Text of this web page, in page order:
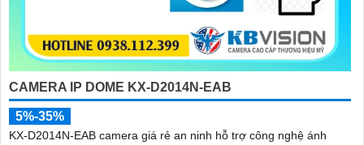
CAMERA IP DOME KX-D2014N-EAB
5%-35%
KX-D2014N-EAB camera giá rẻ an ninh hỗ trợ công nghệ ánh